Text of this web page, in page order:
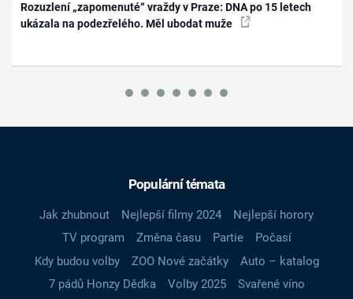
Rozuzlení „zapomenuté“ vraždy v Praze: DNA po 15 letech
ukázala na podezřelého. Měl ubodat muže
Populární témata
Jak zhubnout Nejlepší filmy 2024
Nejlepší horory
TV program
Změna času Partie
Počasí
Kdy budou volby
ZOO Nové začátky
Auto – katalog
7 pádů Honzy Dědka
Volby 2025
Svařené víno